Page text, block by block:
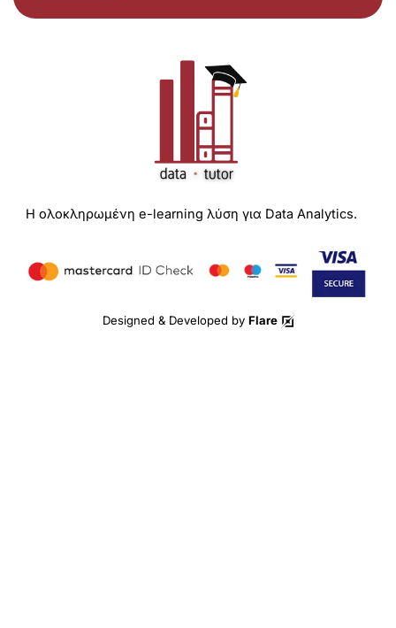
Η ολοκληρωμένη e-learning λύση για Data Analytics.
Designed & Developed by Flare